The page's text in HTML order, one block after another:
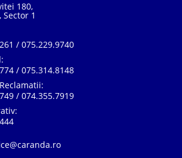
180,
1
/ 075.229.9740
/ 075.314.8148
/ 074.355.7919